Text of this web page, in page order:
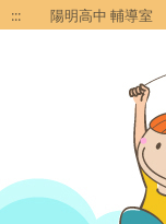
::: 陽明高中 輔導室